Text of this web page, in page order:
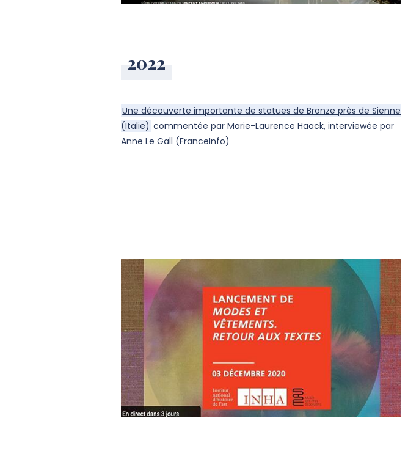
2022
Une découverte importante de statues de Bronze près de Sienne
(Italie) commentée par Marie-Laurence Haack, interviewée par
Anne Le Gall (FranceInfo)